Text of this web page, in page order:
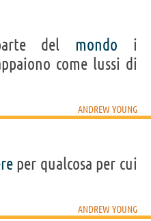
del mondo i
come lussi di
ANDREW YOUNG
per qualcosa per cui
ANDREW YOUNG